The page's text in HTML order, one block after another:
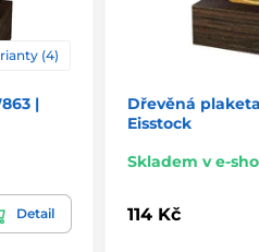
(4)
|
Detail
Dřevěná
Eisstock
Skladem v e-
114 Kč